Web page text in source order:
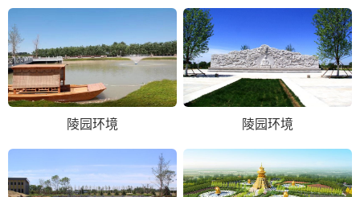
陵园环境 陵园环境